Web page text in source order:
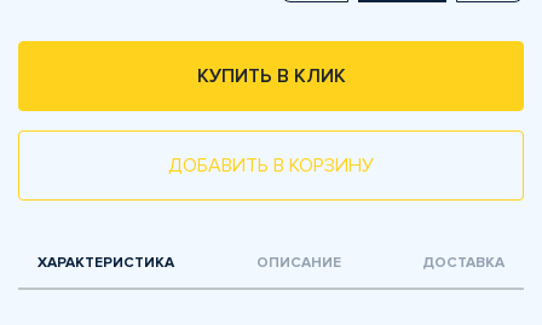
КУПИТЬ В КЛИК
ДОБАВИТЬ В КОРЗИНУ
ХАРАКТЕРИСТИКА ОПИСАНИЕ ДОСТАВКА